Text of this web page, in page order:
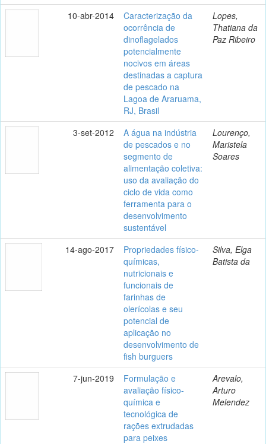
10-abr-2014
Caracterização da
ocorrência de
dinoflagelados
potencialmente
nocivos em áreas
destinadas a captura
de pescado na
Lagoa de Araruama,
RJ, Brasil
Lopes,
Thatiana da
Paz Ribeiro
3-set-2012
A água na indústria
de pescados e no
segmento de
alimentação coletiva:
uso da avaliação do
ciclo de vida como
ferramenta para o
desenvolvimento
sustentável
Lourenço,
Maristela
Soares
14-ago-2017
Propriedades físico-
químicas,
nutricionais e
funcionais de
farinhas de
olerícolas e seu
potencial de
aplicação no
desenvolvimento de
fish burguers
Silva, Elga
Batista da
7-jun-2019
Formulação e
avaliação físico-
química e
tecnológica de
rações extrudadas
para peixes
Arevalo,
Arturo
Melendez